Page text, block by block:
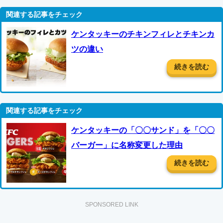
ケンタッキーのチキンフィレとチキンカ
ツの違い
続きを読む
ケンタッキーの「〇〇サンド」を「〇〇
バーガー」に名称変更した理由
続きを読む
SPONSORED LINK